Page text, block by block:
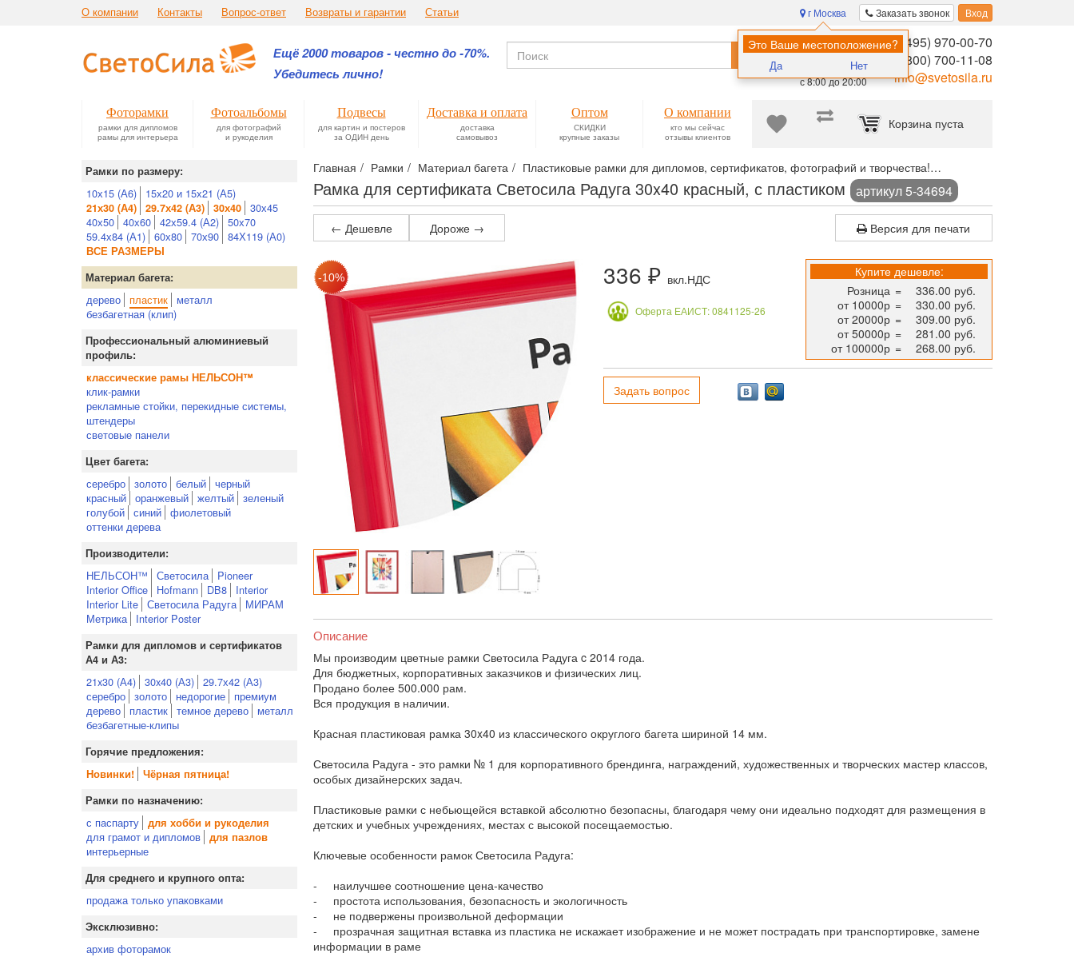
О компании Контакты Вопрос-ответ Возвраты и гарантии Статьи Заказать звонок Вход
г Москва
Это Ваше местоположение?
Да Нет
Ещё 2000 товаров - честно до -70%.
Убедитесь лично!
Помощь в
выборе:
Ежедневно,
с 8:00 до 20:00
8 (495) 970-00-70
8 (800) 700-11-08
info@svetosila.ru
Найти
Корзина пуста
Фоторамки
рамки для дипломов
рамы для интерьера
Фотоальбомы
для фотографий
и рукоделия
Подвесы
для картин и постеров
за ОДИН день
Доставка и оплата
доставка
самовывоз
Оптом
СКИДКИ
крупные заказы
О компании
кто мы сейчас
отзывы клиентов
Главная Рамки Материал багета Пластиковые рамки для дипломов, сертификатов, фотографий и творчества!
Рамка для сертификата Светосила Радуга 30x40 красный, с пластиком артикул 5-34694
Рамки по размеру:
10х15 (А6) 15х20 и 15х21 (А5)
21х30 (А4) 29.7х42 (А3) 30х40
30х45
40х50 40х60 42х59.4 (А2) 50х70
59.4х84 (А1) 60х80 70х90 84Х119 (А0)
ВСЕ РАЗМЕРЫ
Материал багета:
дерево пластик
металл
безбагетная (клип)
Профессиональный алюминиевый
профиль:
классические рамы НЕЛЬСОН™
клик-рамки
рекламные стойки, перекидные системы,
штендеры
световые панели
Цвет багета:
серебро золото белый черный
красный оранжевый желтый зеленый
голубой синий фиолетовый
оттенки дерева
Производители:
НЕЛЬСОН™ Светосила
Pioneer
Interior Office
Hofmann DB8
Interior
Interior Lite Светосила Радуга
МИРАМ
Метрика
Interior Poster
Рамки для дипломов и сертификатов
А4 и А3:
21x30 (А4) 30x40 (А3) 29.7х42 (А3)
серебро золото недорогие
премиум
дерево
пластик темное дерево
металл
безбагетные-клипы
Горячие предложения:
Новинки!
Чёрная пятница!
Рамки по назначению:
с паспарту для хобби и рукоделия
для грамот и дипломов для пазлов
интерьерные
Для среднего и крупного опта:
продажа только упаковками
Эксклюзивно:
архив фоторамок
← Дешевле Дороже → Версия для печати
336 ₽ вкл.НДС
Оферта ЕАИСТ: 0841125-26
Купите дешевле:
Розница =
336.00 руб.
от 10000р =
330.00 руб.
от 20000р =
309.00 руб.
от 50000р =
281.00 руб.
от 100000р = 268.00 руб.
Задать вопрос
Описание
Мы производим цветные рамки Светосила Радуга c 2014 года.
Для бюджетных, корпоративных заказчиков и физических лиц.
Продано более 500.000 рам.
Вся продукция в наличии.
Красная пластиковая рамка 30x40 из классического округлого багета шириной 14 мм.
Светосила Радуга - это рамки № 1 для корпоративного брендинга, награждений, художественных и творческих мастер классов,
особых дизайнерских задач.
Пластиковые рамки с небьющейся вставкой абсолютно безопасны, благодаря чему они идеально подходят для размещения в
детских и учебных учреждениях, местах с высокой посещаемостью.
Ключевые особенности рамок Светосила Радуга:
- наилучшее соотношение цена-качество
- простота использования, безопасность и экологичность
- не подвержены произвольной деформации
- прозрачная защитная вставка из пластика не искажает изображение и не может пострадать при транспортировке, замене
информации в раме